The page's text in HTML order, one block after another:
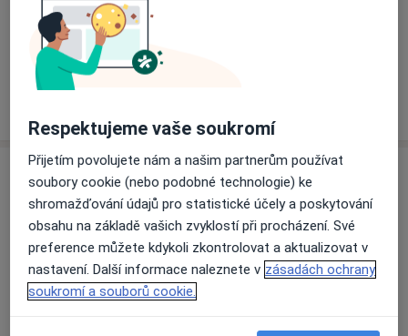
Způsoby platby (soukromé návštěvy)
Na teto adrese lékař přijímá pacienty na pojišťovnu
Detaily
Názory
Přidejte svůj názor
9 názorů
Respektujeme vaše soukromí
Přijetím povolujete nám a našim partnerům používat
soubory cookie (nebo podobné technologie) ke
shromažďování údajů pro statistické účely a poskytování
obsahu na základě vašich zvyklostí při procházení. Své
preference můžete kdykoli zkontrolovat a aktualizovat v
nastavení. Další informace naleznete v zásadách ochrany
soukromí a souborů cookie.